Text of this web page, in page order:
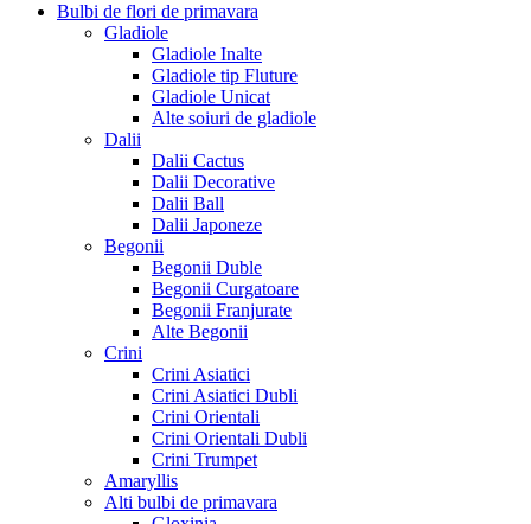
Bulbi de flori de primavara
Gladiole
Gladiole Inalte
Gladiole tip Fluture
Gladiole Unicat
Alte soiuri de gladiole
Dalii
Dalii Cactus
Dalii Decorative
Dalii Ball
Dalii Japoneze
Begonii
Begonii Duble
Begonii Curgatoare
Begonii Franjurate
Alte Begonii
Crini
Crini Asiatici
Crini Asiatici Dubli
Crini Orientali
Crini Orientali Dubli
Crini Trumpet
Amaryllis
Alti bulbi de primavara